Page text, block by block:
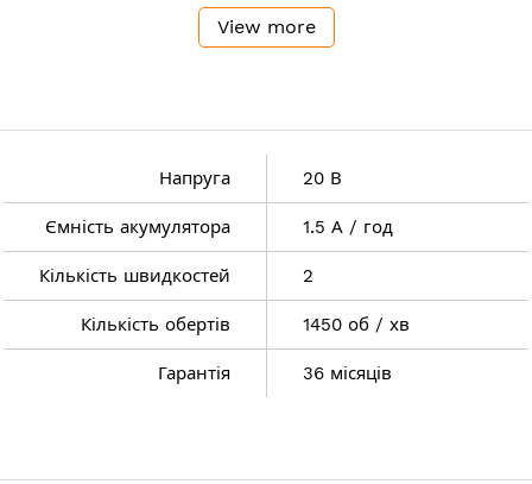
оснащення
мм
/ бетон / метал): 20 / 13 / 10 мм
View more
Напруга 20 В
Ємність акумулятора 1.5 А / год
Кількість швидкостей 2
Кількість обертів 1450 об / хв
Гарантія 36 місяців